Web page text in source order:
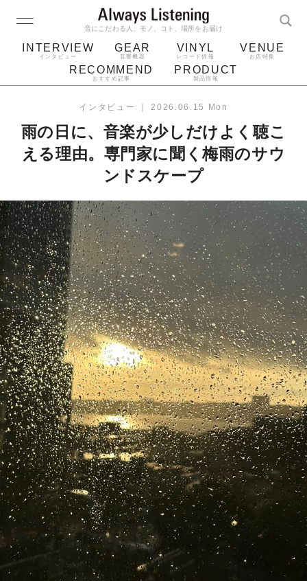
音にこだわる人、モノ、コト、場所をお届け
INTERVIEW
インタビュー
GEAR
音響機器
VINYL
レコード情報
VENUE
お店特集
RECOMMEND
おすすめ記事
PRODUCT
製品情報
ジャケット bluetooth アルバム
レコード針
インタビュー ｜ 2026.06.15 Mon
雨の日に、音楽が少しだけよく聴こ
える理由。専門家に聞く梅雨のサウ
ンドスケープ